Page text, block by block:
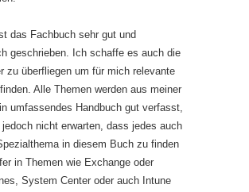
das Fachbuch sehr gut und
geschrieben. Ich schaffe es auch die
zu überfliegen um für mich relevante
Alle Themen werden aus meiner
umfassendes Handbuch gut verfasst,
nicht erwarten, dass jedes auch
in diesem Buch zu finden
in Themen wie Exchange oder
System Center oder auch Intune